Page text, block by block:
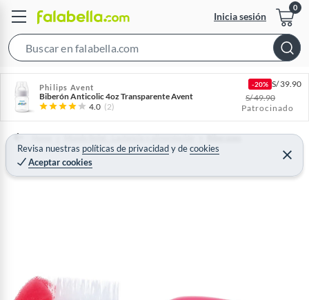
Inicia sesión
h
B
Philips Avent
Biberón Anticolic 4oz Transparente Avent
4.0 (2)
-20% S/39.90
S/49.90
Patrocinado
Revisa nuestras políticas de privacidadydecookies
Aceptar cookies
C
e
r
Home Mundo Bebé - Lactancia y alimentación Biberones